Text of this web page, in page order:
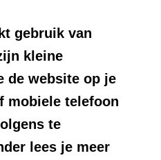
gebruik van
kleine
de website op je
mobiele telefoon
te
lees je meer